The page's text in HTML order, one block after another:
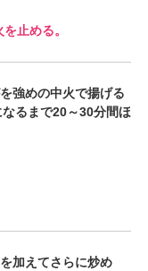
止める。
強めの中火で揚げる
るまで20～30分間ほ
加えてさらに炒め